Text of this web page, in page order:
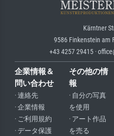
Kärntner
9586 Finkenstein am
+43 4257 29415 ·
企業情報＆
問い合わせ
· 連絡先
· 企業情報
· ご利用規約
· データ保護
その他の情
報
· 自分の写真
を使用
· アート作品
を売る